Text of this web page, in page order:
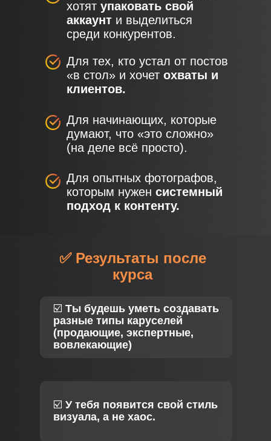
хотят упаковать свой
аккаунт и выделиться
среди конкурентов.
Для начинающих, которые
думают, что «это сложно»
(на деле всё просто).
Для тех, кто устал от постов
«в стол» и хочет охваты и
клиентов.
Для опытных фотографов,
которым нужен системный
подход к контенту.
✅ Результаты после
курса
☑️ У тебя появится свой стиль
визуала, а не хаос.
☑️ Ты будешь уметь создавать
разные типы каруселей
(продающие, экспертные,
вовлекающие)